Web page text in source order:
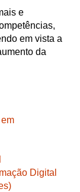
e
em vista a
da
Digital